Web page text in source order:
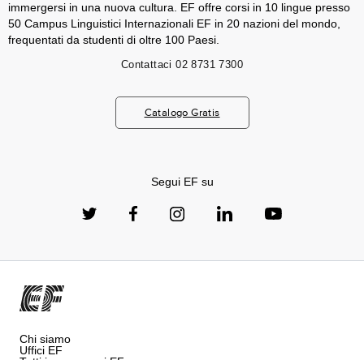
immergersi in una nuova cultura. EF offre corsi in 10 lingue presso
50 Campus Linguistici Internazionali EF in 20 nazioni del mondo,
frequentati da studenti di oltre 100 Paesi.
Contattaci 02 8731 7300
Catalogo Gratis
Segui EF su
Chi siamo
Uffici EF